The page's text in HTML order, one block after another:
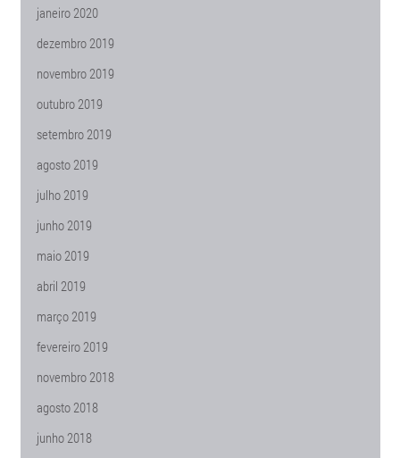
janeiro 2020
dezembro 2019
novembro 2019
outubro 2019
setembro 2019
agosto 2019
julho 2019
junho 2019
maio 2019
abril 2019
março 2019
fevereiro 2019
novembro 2018
agosto 2018
junho 2018